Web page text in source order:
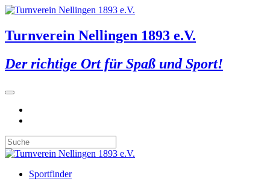
Turnverein Nellingen 1893 e.V.
Der richtige Ort für Spaß und Sport!
Sportfinder